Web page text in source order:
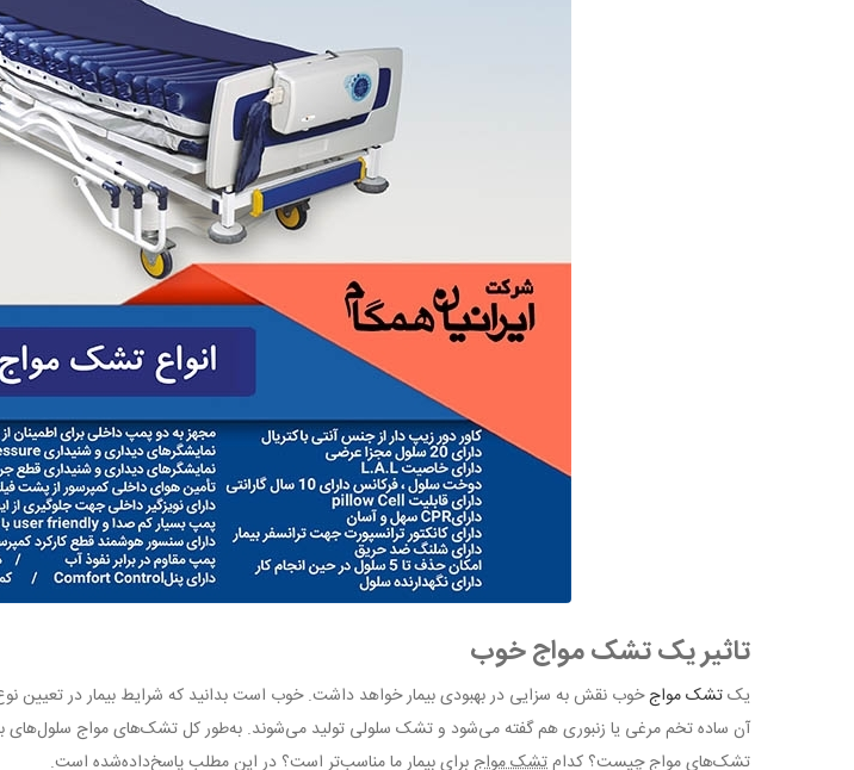
تاثیر یک تشک مواج خوب
یکتشک مواجخوب نقش به سزایی در بهبودی بیمار خواهد داشت. خوب است بدانید که شرایط بیمار در تعیین
آن ساده تخم مرغی یا زنبوری هم گفته می‌شود و تشک سلولی تولید می‌شوند. به‌طور کل تشک‌های مواج سلول‌های
تشک‌های مواج چیست؟ کدامتشک مواجبرای بیمار ما مناسب‌تر است؟ در این مطلب پاسخ‌داده‌شده است.